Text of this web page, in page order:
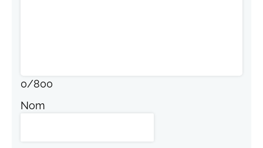
0/800
Nom